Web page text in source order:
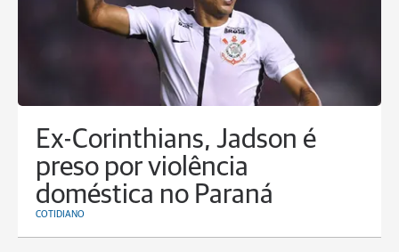
Ex-Corinthians, Jadson é
preso por violência
doméstica no Paraná
COTIDIANO